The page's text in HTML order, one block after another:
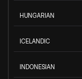
HUNGARIAN
ICELANDIC
INDONESIAN